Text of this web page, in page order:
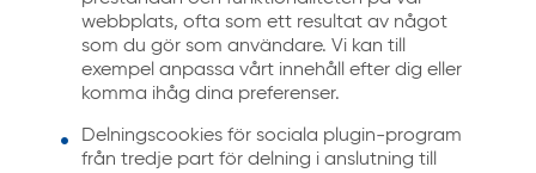
webbplats, ofta som ett resultat av något
som du gör som användare. Vi kan till
exempel anpassa vårt innehåll efter dig eller
komma ihåg dina preferenser.
Delningscookies för sociala plugin-program
från tredje part för delning i anslutning till